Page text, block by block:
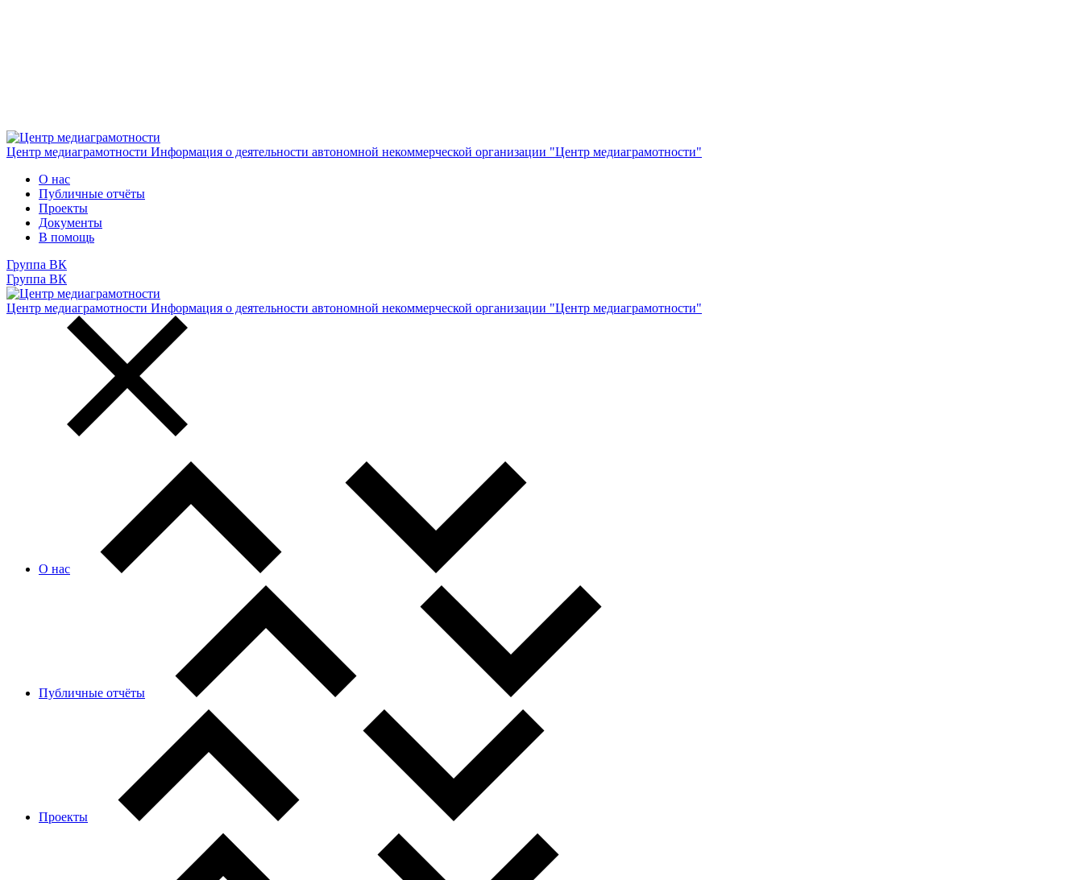
Центр медиаграмотности Информация о деятельности автономной некоммерческой организации "Центр медиаграмотности"
О нас
Публичные отчёты
Проекты
Документы
В помощь
Группа ВК
Группа ВК
Центр медиаграмотности Информация о деятельности автономной некоммерческой организации "Центр медиаграмотности"
О нас
Публичные отчёты
Проекты